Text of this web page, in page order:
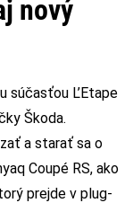
nový
súčasťou L’Etape
Škoda.
a starať sa o
Coupé RS, ako
prejde v plug-